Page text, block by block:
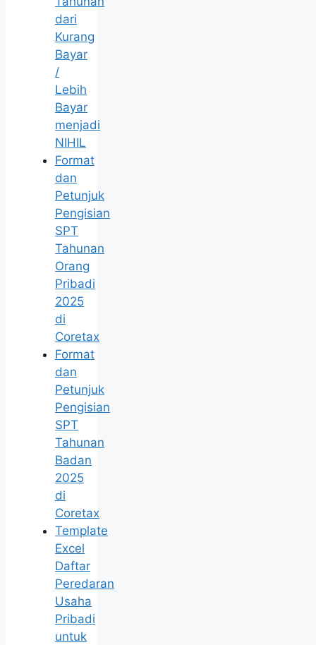
dari
Kurang
Bayar
/
Lebih
Bayar
menjadi
NIHIL
Format
dan
Petunjuk
Pengisian
SPT
Tahunan
Orang
Pribadi
2025
di
Coretax
Format
dan
Petunjuk
Pengisian
SPT
Tahunan
Badan
2025
di
Coretax
Template
Excel
Daftar
Peredaran
Usaha
Pribadi
untuk